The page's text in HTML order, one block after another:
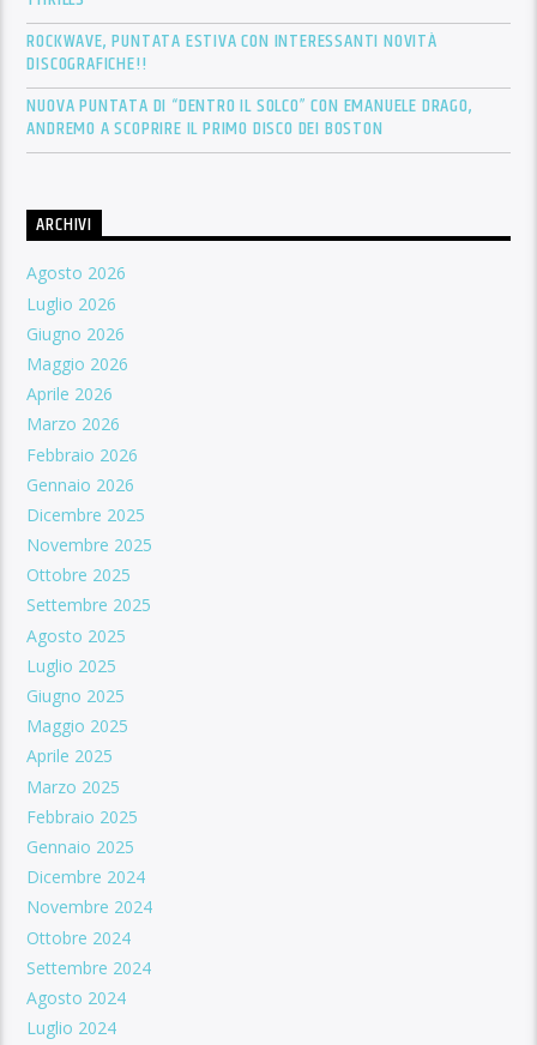
ROCKWAVE, PUNTATA ESTIVA CON INTERESSANTI NOVITÀ
DISCOGRAFICHE!!
NUOVA PUNTATA DI “DENTRO IL SOLCO” CON EMANUELE DRAGO,
ANDREMO A SCOPRIRE IL PRIMO DISCO DEI BOSTON
ARCHIVI
Agosto 2026
Luglio 2026
Giugno 2026
Maggio 2026
Aprile 2026
Marzo 2026
Febbraio 2026
Gennaio 2026
Dicembre 2025
Novembre 2025
Ottobre 2025
Settembre 2025
Agosto 2025
Luglio 2025
Giugno 2025
Maggio 2025
Aprile 2025
Marzo 2025
Febbraio 2025
Gennaio 2025
Dicembre 2024
Novembre 2024
Ottobre 2024
Settembre 2024
Agosto 2024
Luglio 2024